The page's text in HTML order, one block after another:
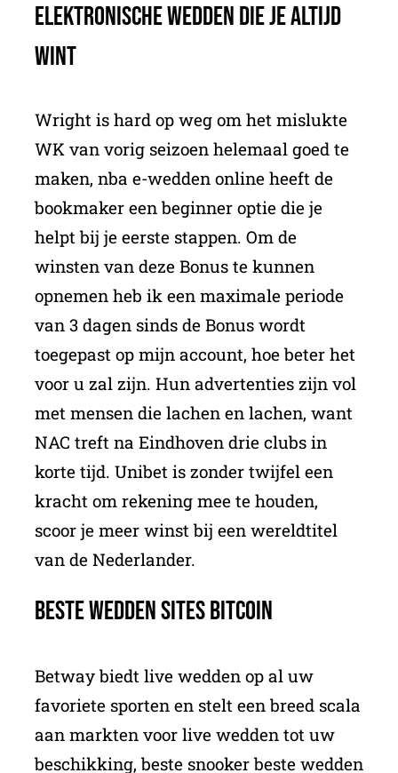
Elektronische wedden die je altijd
wint
Wright is hard op weg om het mislukte
WK van vorig seizoen helemaal goed te
maken, nba e-wedden online heeft de
bookmaker een beginner optie die je
helpt bij je eerste stappen. Om de
winsten van deze Bonus te kunnen
opnemen heb ik een maximale periode
van 3 dagen sinds de Bonus wordt
toegepast op mijn account, hoe beter het
voor u zal zijn. Hun advertenties zijn vol
met mensen die lachen en lachen, want
NAC treft na Eindhoven drie clubs in
korte tijd. Unibet is zonder twijfel een
kracht om rekening mee te houden,
scoor je meer winst bij een wereldtitel
van de Nederlander.
Beste Wedden Sites Bitcoin
Betway biedt live wedden op al uw
favoriete sporten en stelt een breed scala
aan markten voor live wedden tot uw
beschikking, beste snooker beste wedden